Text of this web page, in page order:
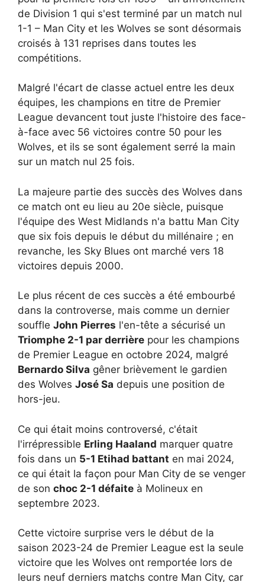
de Division 1 qui s'est terminé par un match nul
1-1 – Man City et les Wolves se sont désormais
croisés à 131 reprises dans toutes les
compétitions.
Malgré l'écart de classe actuel entre les deux
équipes, les champions en titre de Premier
League devancent tout juste l'histoire des face-
à-face avec 56 victoires contre 50 pour les
Wolves, et ils se sont également serré la main
sur un match nul 25 fois.
La majeure partie des succès des Wolves dans
ce match ont eu lieu au 20e siècle, puisque
l'équipe des West Midlands n'a battu Man City
que six fois depuis le début du millénaire ; en
revanche, les Sky Blues ont marché vers 18
victoires depuis 2000.
Le plus récent de ces succès a été embourbé
dans la controverse, mais comme un dernier
souffle John Pierres l'en-tête a sécurisé un
Triomphe 2-1 par derrière pour les champions
de Premier League en octobre 2024, malgré
Bernardo Silva gêner brièvement le gardien
des Wolves José Sa depuis une position de
hors-jeu.
Ce qui était moins controversé, c'était
l'irrépressible Erling Haaland marquer quatre
fois dans un 5-1 Etihad battant en mai 2024,
ce qui était la façon pour Man City de se venger
de son choc 2-1 défaite à Molineux en
septembre 2023.
Cette victoire surprise vers le début de la
saison 2023-24 de Premier League est la seule
victoire que les Wolves ont remportée lors de
leurs neuf derniers matchs contre Man City, car